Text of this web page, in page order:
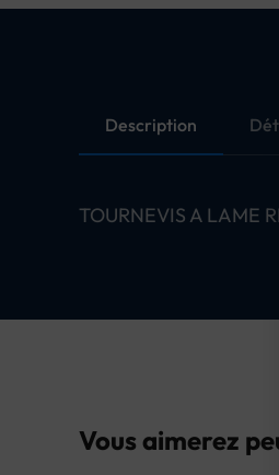
Description
TOURNEVIS A LAME
Vous aimerez